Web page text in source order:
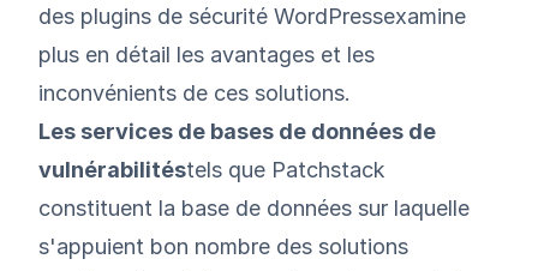
des plugins de sécurité WordPressexamine
plus en détail les avantages et les
inconvénients de ces solutions.
Les services de bases de données de
vulnérabilitéstels que Patchstack
constituent la base de données sur laquelle
s'appuient bon nombre des solutions